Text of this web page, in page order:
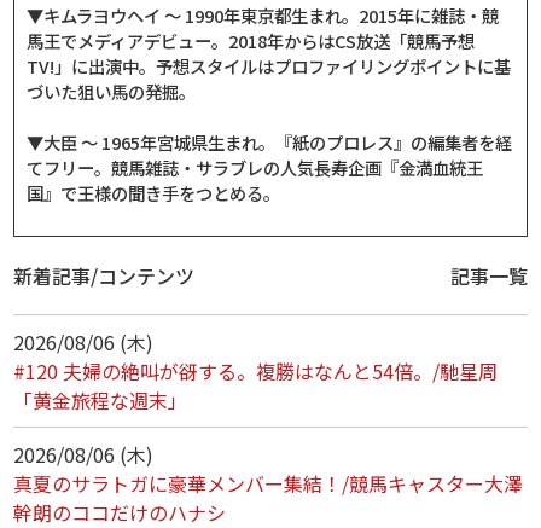
▼キムラヨウヘイ ～ 1990年東京都生まれ。2015年に雑誌・競
馬王でメディアデビュー。2018年からはCS放送「競馬予想
TV!」に出演中。予想スタイルはプロファイリングポイントに基
づいた狙い馬の発掘。
▼大臣 ～ 1965年宮城県生まれ。『紙のプロレス』の編集者を経
てフリー。競馬雑誌・サラブレの人気長寿企画『金満血統王
国』で王様の聞き手をつとめる。
新着記事/コンテンツ 記事一覧
2026/08/06 (木)
#120 夫婦の絶叫が谺する。複勝はなんと54倍。/馳星周
「黄金旅程な週末」
2026/08/06 (木)
真夏のサラトガに豪華メンバー集結！/競馬キャスター大澤
幹朗のココだけのハナシ